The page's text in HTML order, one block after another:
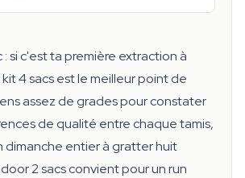
: si c'est ta première extraction à
4 sacs est le meilleur point de
assez de grades pour constater
de qualité entre chaque tamis,
dimanche entier à gratter huit
2 sacs convient pour un run